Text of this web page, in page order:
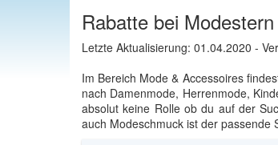
Rabatte bei
Letzte Aktualisierung: 01.04.2020 -
Im Bereich Mode & Accessoires
nach Damenmode, Herrenmode,
absolut keine Rolle ob du auf der
auch Modeschmuck ist der passende